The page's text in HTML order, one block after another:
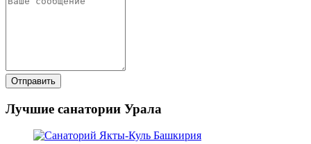
Отправить
Лучшие санатории Урала